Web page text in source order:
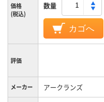
価格
(税込)
数量
カゴへ
評価
メーカー アークランズ